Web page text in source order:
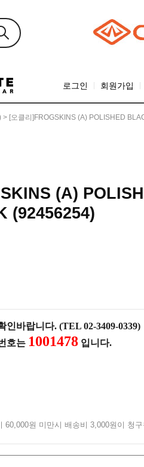
로그인 회원가입
> [오클리]FROGSKINS (A) POLISHED
(A)
(92456254)
인바랍니다. (TEL 02-3409-0339)
호는 1001478 입니다.
60,000원 미만시 배송비 3,000원이 청